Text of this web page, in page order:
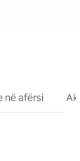
në afërsi